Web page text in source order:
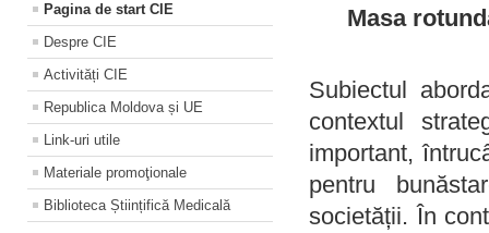
Pagina de start CIE
Despre CIE
Activități CIE
Republica Moldova și UE
Link-uri utile
Materiale promoţionale
Biblioteca Științifică Medicală
Masa
Subiectul
contextul
important,
pentru
societății. În